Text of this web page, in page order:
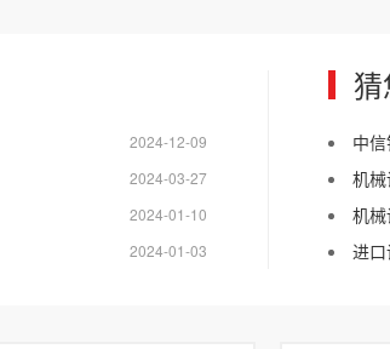
2024-12-09
2024-03-27
2024-01-10
2024-01-03
中
机械
机械
进